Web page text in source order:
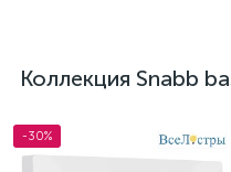
Коллекция Snabb
-30%